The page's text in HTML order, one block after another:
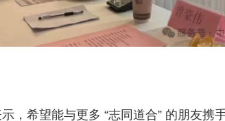
，希望能与更多 “志同道合” 的朋友携